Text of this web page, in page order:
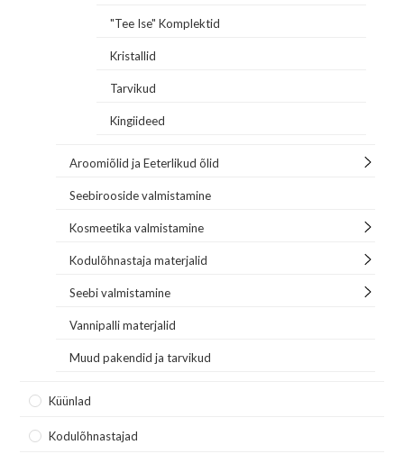
"Tee Ise" Komplektid
Kristallid
Tarvikud
Kingiideed
Aroomiõlid ja Eeterlikud õlid
Seebirooside valmistamine
Kosmeetika valmistamine
Kodulõhnastaja materjalid
Seebi valmistamine
Vannipalli materjalid
Muud pakendid ja tarvikud
Küünlad
Kodulõhnastajad